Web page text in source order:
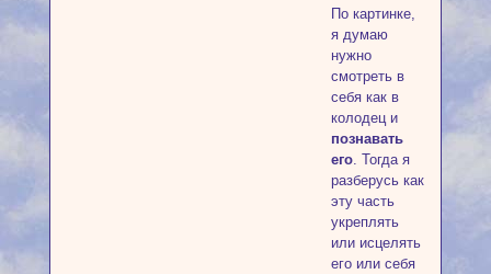
По картинке,
я думаю
нужно
смотреть в
себя как в
колодец и
познавать
его. Тогда я
разберусь как
эту часть
укреплять
или исцелять
его или себя